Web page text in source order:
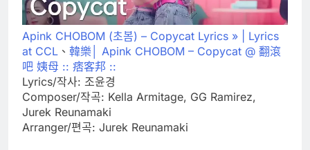
Apink CHOBOM (초봄) – Copycat Lyrics » | Lyrics
at CCL 、 韓樂│ Apink CHOBOM – Copycat @ 翻滾
吧 姨母 :: 痞客邦 ::
Lyrics/작사: 조윤경
Composer/작곡: Kella Armitage, GG Ramirez,
Jurek Reunamaki
Arranger/편곡: Jurek Reunamaki